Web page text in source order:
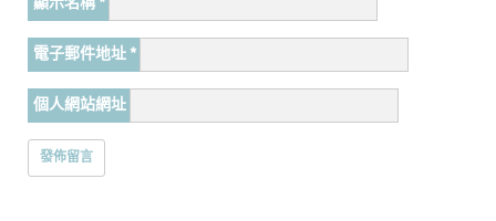
電子郵件地址 *
個人網站網址